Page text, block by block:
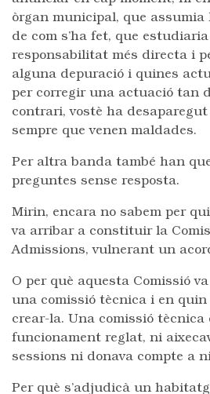
òrgan municipal, que
de com s’ha fet, que
responsabilitat més directa i
alguna depuració i quines
per corregir una actuació tan
contrari, vostè ha desaparegut
sempre que venen maldades.
Per altra banda també han
preguntes sense resposta.
Mirin, encara no sabem per
va arribar a constituir la
Admissions, vulnerant un
O per què aquesta Comissió
una comissió tècnica i en
crear-la. Una comissió tècnica
funcionament reglat, ni
sessions ni donava compte a
Per què s’adjudicà un